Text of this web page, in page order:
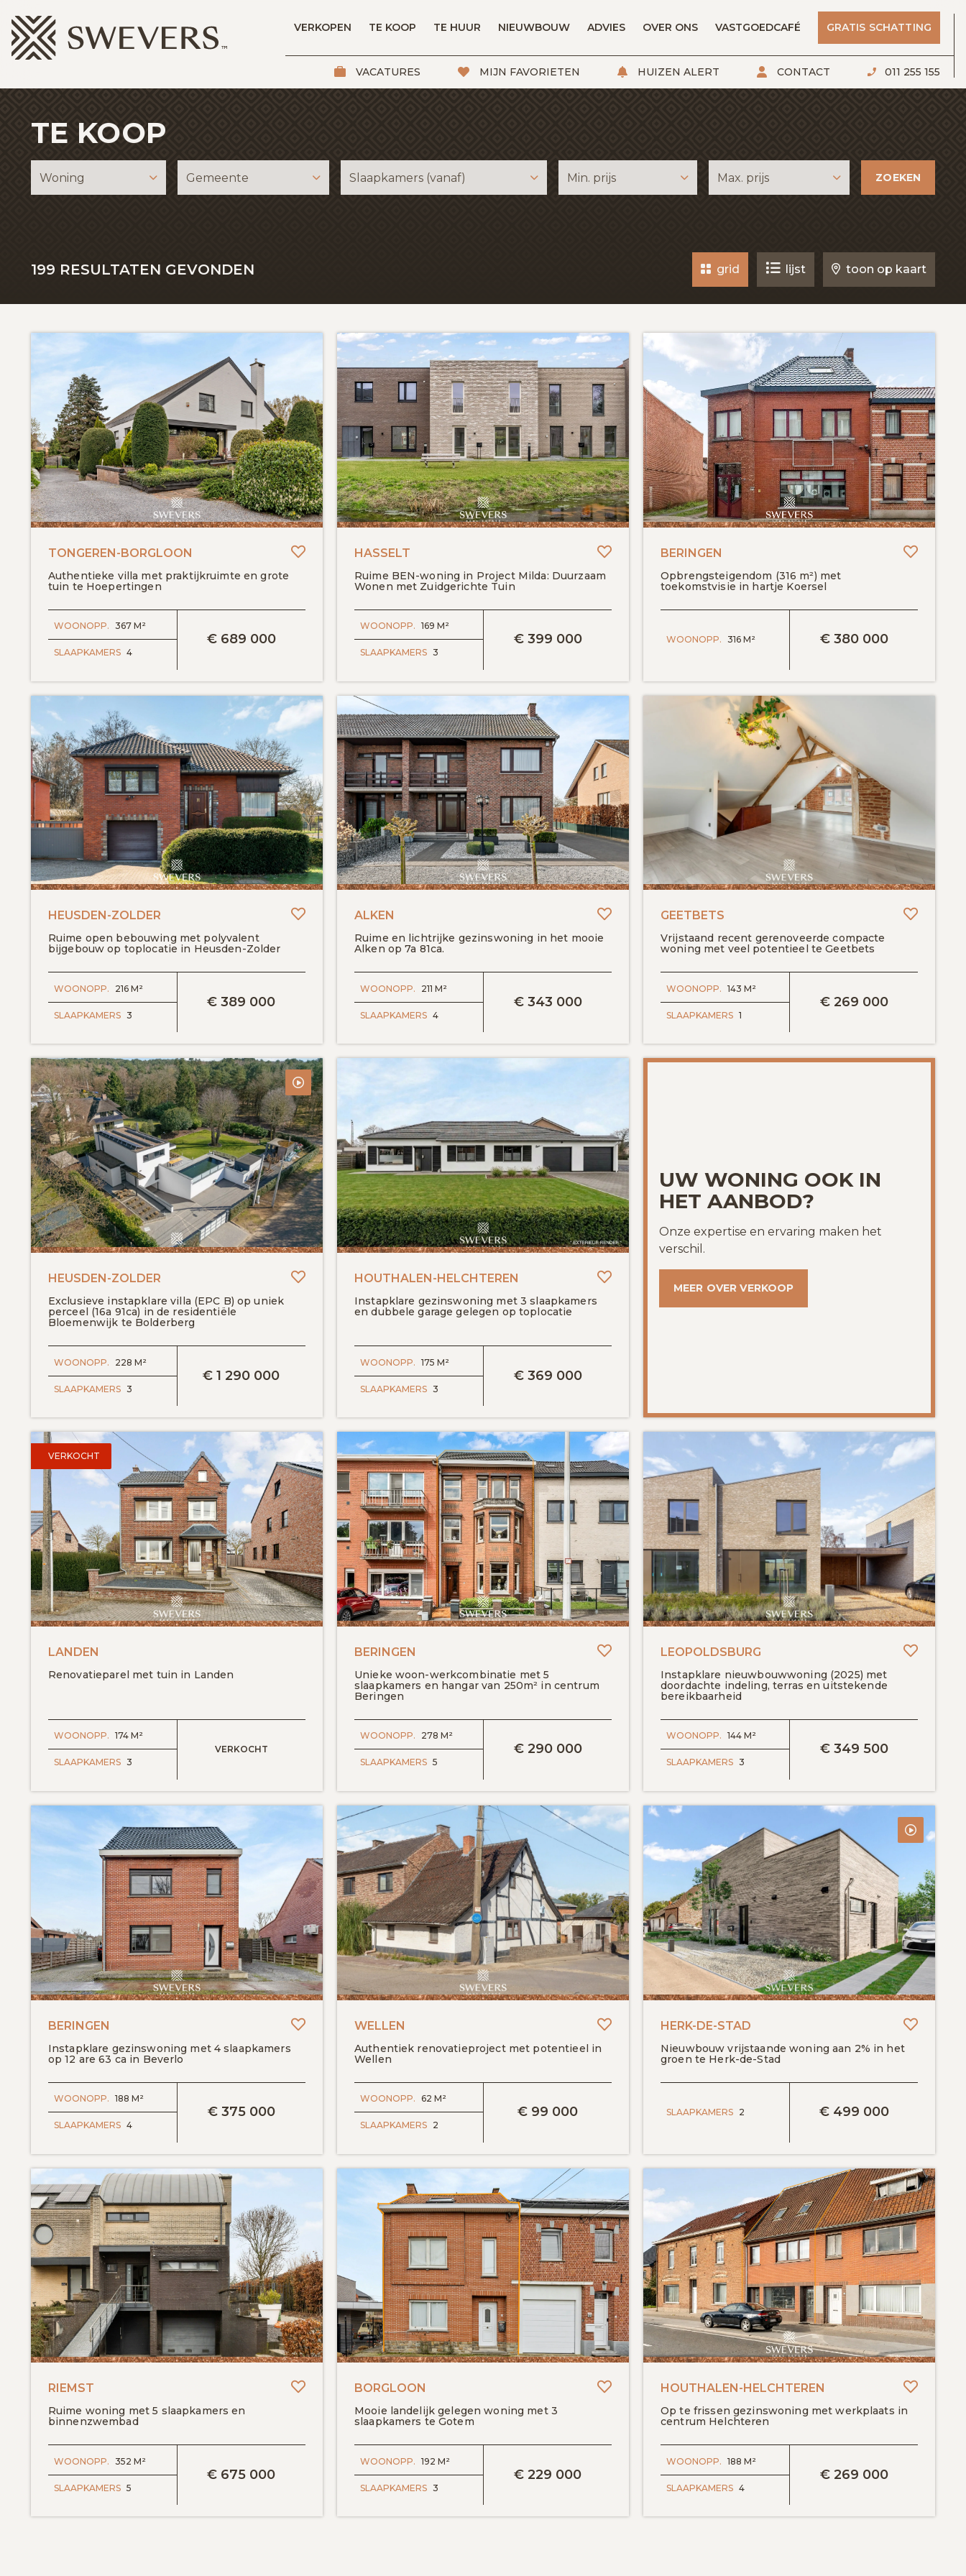
VACATURES MIJN FAVORIETEN HUIZEN ALERT CONTACT 011 255 155
VERKOPEN TE KOOP TE HUUR NIEUWBOUW ADVIES OVER ONS VASTGOEDCAFÉ GRATIS SCHATTING
TE KOOP
Woning Gemeente Slaapkamers (vanaf) Min. prijs Max. prijs ZOEKEN
199 RESULTATEN GEVONDEN grid lijst toon op kaart
TONGEREN-BORGLOON
Authentieke villa met praktijkruimte en grote
tuin te Hoepertingen
Toevoegen aan favorieten
€689 000
WOONOPP. 367 M²
SLAAPKAMERS 4
BEKIJK DETAILS
HASSELT
Ruime BEN-woning in Project Milda: Duurzaam
Wonen met Zuidgerichte Tuin
Toevoegen aan favorieten
€399 000
WOONOPP. 169 M²
SLAAPKAMERS 3
BEKIJK DETAILS
BERINGEN
Opbrengsteigendom (316 m²) met
toekomstvisie in hartje Koersel
€380 000
WOONOPP. 316 M²
BEKIJK DETAILS
HEUSDEN-ZOLDER
Ruime open bebouwing met polyvalent
bijgebouw op toplocatie in Heusden-Zolder
Toevoegen aan favorieten
€ 389 000
WOONOPP. 216 M²
SLAAPKAMERS 3
BEKIJK DETAILS
ALKEN
Ruime en lichtrijke gezinswoning in het mooie
Alken op 7a 81ca.
Toevoegen aan favorieten
€343 000
WOONOPP. 211 M²
SLAAPKAMERS 4
BEKIJK DETAILS
GEETBETS
Vrijstaand recent gerenoveerde compacte
woning met veel potentieel te Geetbets
€269 000
WOONOPP. 143 M²
SLAAPKAMERS 1
BEKIJK DETAILS
HEUSDEN-ZOLDER
Exclusieve instapklare villa (EPC B) op uniek
perceel (16a 91ca) in de residentiële
Bloemenwijk te Bolderberg
Toevoegen aan favorieten
€ 1 290 000
WOONOPP. 228 M²
SLAAPKAMERS 3
BEKIJK DETAILS
HOUTHALEN-HELCHTEREN
Instapklare gezinswoning met 3 slaapkamers
en dubbele garage gelegen op toplocatie
Toevoegen aan favorieten
€369 000
WOONOPP. 175 M²
SLAAPKAMERS 3
BEKIJK DETAILS
VERKOCHT
LANDEN
Renovatieparel met tuin in Landen
VERKOCHT
WOONOPP. 174 M²
SLAAPKAMERS 3
BERINGEN
Unieke woon-werkcombinatie met 5
slaapkamers en hangar van 250m² in centrum
Beringen
Toevoegen aan favorieten
€290 000
WOONOPP. 278 M²
SLAAPKAMERS 5
BEKIJK DETAILS
LEOPOLDSBURG
Instapklare nieuwbouwwoning (2025) met
doordachte indeling, terras en uitstekende
bereikbaarheid
€349 500
WOONOPP. 144 M²
SLAAPKAMERS 3
BEKIJK DETAILS
BERINGEN
Instapklare gezinswoning met 4 slaapkamers
op 12 are 63 ca in Beverlo
Toevoegen aan favorieten
€375 000
WOONOPP. 188 M²
SLAAPKAMERS 4
BEKIJK DETAILS
WELLEN
Authentiek renovatieproject met potentieel in
Wellen
Toevoegen aan favorieten
€ 99 000
WOONOPP. 62 M²
SLAAPKAMERS 2
BEKIJK DETAILS
HERK-DE-STAD
Nieuwbouw vrijstaande woning aan 2% in het
groen te Herk-de-Stad
€499 000
SLAAPKAMERS 2
BEKIJK DETAILS
RIEMST
Ruime woning met 5 slaapkamers en
binnenzwembad
Toevoegen aan favorieten
€ 675 000
WOONOPP. 352 M²
SLAAPKAMERS 5
BEKIJK DETAILS
BORGLOON
Mooie landelijk gelegen woning met 3
slaapkamers te Gotem
Toevoegen aan favorieten
€ 229 000
WOONOPP. 192 M²
SLAAPKAMERS 3
BEKIJK DETAILS
HOUTHALEN-HELCHTEREN
Op te frissen gezinswoning met werkplaats in
centrum Helchteren
€269 000
WOONOPP. 188 M²
SLAAPKAMERS 4
BEKIJK DETAILS
UW WONING OOK IN
HET AANBOD?
Onze expertise en ervaring maken het
verschil.
MEER OVER VERKOOP